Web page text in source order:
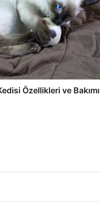
Özellikleri ve Bakımı